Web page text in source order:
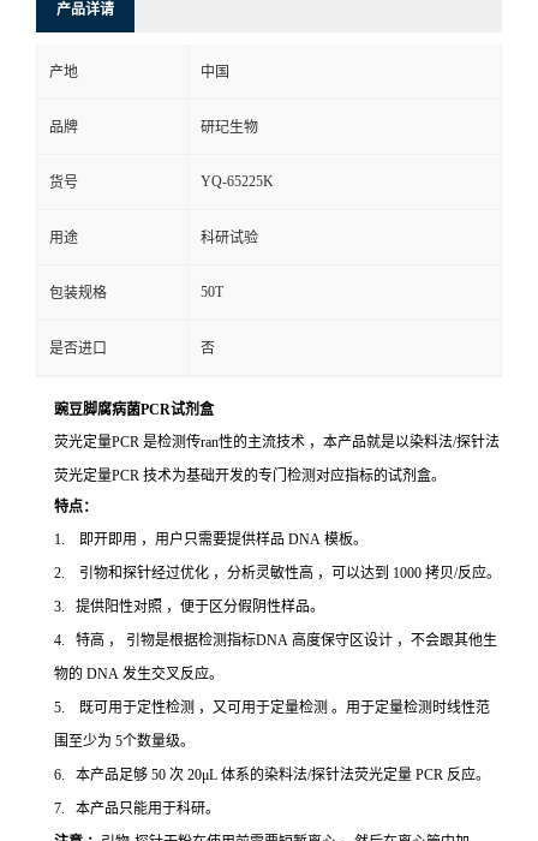
产品详请
产地 中国
品牌 研玘生物
货号 YQ-65225K
用途 科研试验
包装规格 50T
是否进口 否
豌豆脚腐病菌PCR试剂盒
荧光定量PCR 是检测传ran性的主流技术 ，本产品就是以染料法/探针法
荧光定量PCR 技术为基础开发的专门检测对应指标的试剂盒。
特点：
1. 即开即用 ，用户只需要提供样品 DNA 模板。
2. 引物和探针经过优化 ，分析灵敏性高 ，可以达到 1000 拷贝/反应。
3. 提供阳性对照 ，便于区分假阴性样品。
4. 特高 ， 引物是根据检测指标DNA 高度保守区设计 ，不会跟其他生
物的 DNA 发生交叉反应。
5. 既可用于定性检测 ，又可用于定量检测 。用于定量检测时线性范
围至少为 5个数量级。
6. 本产品足够 50 次 20μL 体系的染料法/探针法荧光定量 PCR 反应。
7. 本产品只能用于科研。